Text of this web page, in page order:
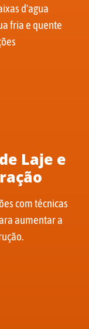
d'agua
fria e quente
Laje e
com técnicas
aumentar a